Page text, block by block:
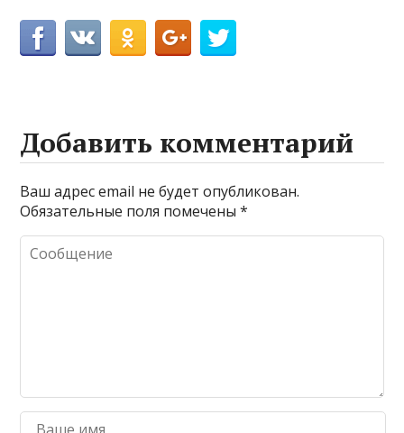
Добавить комментарий
Ваш адрес email не будет опубликован.
Обязательные поля помечены*